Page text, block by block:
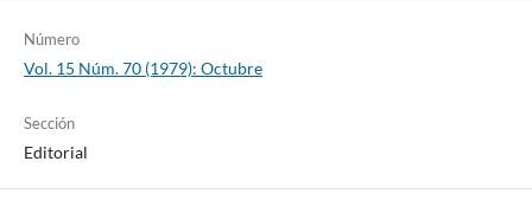
Número
Vol. 15 Núm. 70 (1979): Octubre
Sección
Editorial